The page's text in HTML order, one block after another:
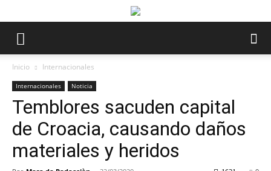
Inicio Internacionales
Internacionales Noticia
Temblores sacuden capital
de Croacia, causando daños
materiales y heridos